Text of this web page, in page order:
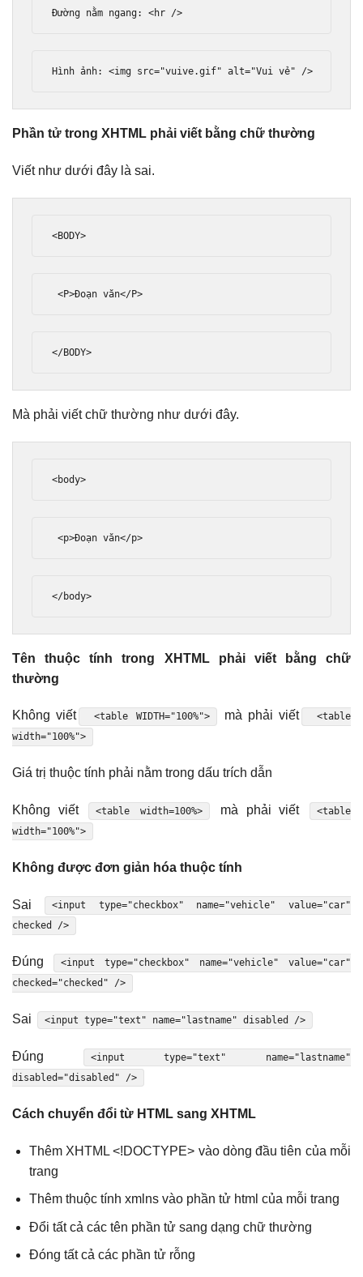
Đường nằm ngang: <hr />
Hình ảnh: <img src="vuive.gif" alt="Vui vẻ" />
Phần tử trong XHTML phải viết bằng chữ thường
Viết như dưới đây là sai.
<BODY>
<P>Đoạn văn</P>
</BODY>
Mà phải viết chữ thường như dưới đây.
<body>
<p>Đoạn văn</p>
</body>
Tên thuộc tính trong XHTML phải viết bằng chữ
thường
Không viết <table WIDTH="100%"> mà phải viết
<table
width="100%">
Giá trị thuộc tính phải nằm trong dấu trích dẫn
Không viết <table width=100%> mà phải viết
<table
width="100%">
Không được đơn giản hóa thuộc tính
Sai
<input type="checkbox" name="vehicle" value="car"
checked />
Đúng
<input type="checkbox" name="vehicle" value="car"
checked="checked" />
Sai <input type="text" name="lastname" disabled />
Đúng
<input type="text" name="lastname"
disabled="disabled" />
Cách chuyển đổi từ HTML sang XHTML
Thêm XHTML <!DOCTYPE> vào dòng đầu tiên của mỗi
trang
Thêm thuộc tính xmlns vào phần tử html của mỗi trang
Đổi tất cả các tên phần tử sang dạng chữ thường
Đóng tất cả các phần tử rỗng